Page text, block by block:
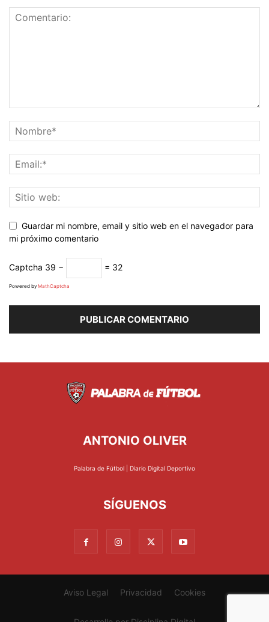
Guardar mi nombre, email y sitio web en el navegador para
mi próximo comentario
Captcha 39 − = 32
Powered by MathCaptcha
ANTONIO OLIVER
Palabra de Fútbol | Diario Digital Deportivo
SÍGUENOS
Aviso Legal Privacidad Cookies